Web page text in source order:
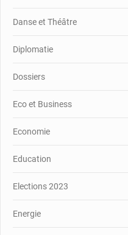
Danse et Théâtre
Diplomatie
Dossiers
Eco et Business
Economie
Education
Elections 2023
Energie